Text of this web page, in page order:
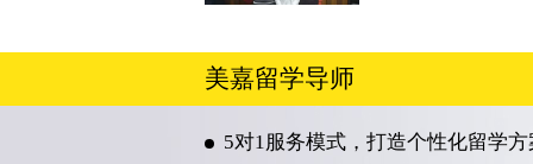
美嘉留学导师
5对1服务模式，打造个性化留学方